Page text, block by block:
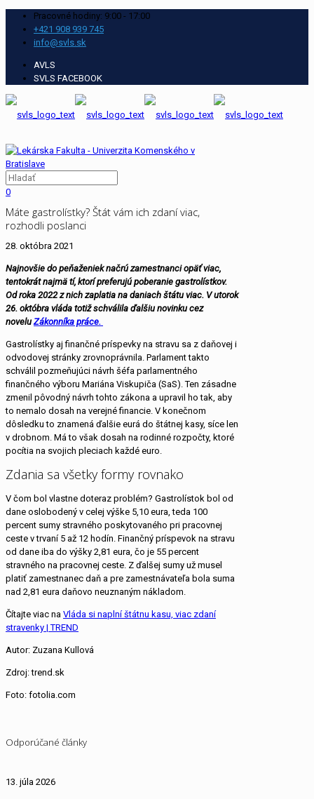
Pracovné hodiny: 9:00 - 17:00
+421 908 939 745
info@svls.sk
AVLS
SVLS FACEBOOK
0
Máte gastrolístky? Štát vám ich zdaní viac,
rozhodli poslanci
28. októbra 2021
Najnovšie do peňaženiek načrú zamestnanci opäť viac,
tentokrát najmä tí, ktorí preferujú poberanie gastrolístkov.
Od roka 2022 z nich zaplatia na daniach štátu viac. V utorok
26. októbra vláda totiž schválila ďalšiu novinku cez
novelu Zákonníka práce.
Gastrolístky aj finančné príspevky na stravu sa z daňovej i
odvodovej stránky zrovnoprávnila. Parlament takto
schválil pozmeňujúci návrh šéfa parlamentného
finančného výboru Mariána Viskupiča (SaS). Ten zásadne
zmenil pôvodný návrh tohto zákona a upravil ho tak, aby
to nemalo dosah na verejné financie. V konečnom
dôsledku to znamená ďalšie eurá do štátnej kasy, síce len
v drobnom. Má to však dosah na rodinné rozpočty, ktoré
pocítia na svojich pleciach každé euro.
Zdania sa všetky formy rovnako
V čom bol vlastne doteraz problém? Gastrolístok bol od
dane oslobodený v celej výške 5,10 eura, teda 100
percent sumy stravného poskytovaného pri pracovnej
ceste v trvaní 5 až 12 hodín. Finančný príspevok na stravu
od dane iba do výšky 2,81 eura, čo je 55 percent
stravného na pracovnej ceste. Z ďalšej sumy už musel
platiť zamestnanec daň a pre zamestnávateľa bola suma
nad 2,81 eura daňovo neuznaným nákladom.
Čítajte viac na Vláda si naplní štátnu kasu, viac zdaní
stravenky | TREND
Autor: Zuzana Kullová
Zdroj: trend.sk
Foto: fotolia.com
Odporúčané články
13. júla 2026